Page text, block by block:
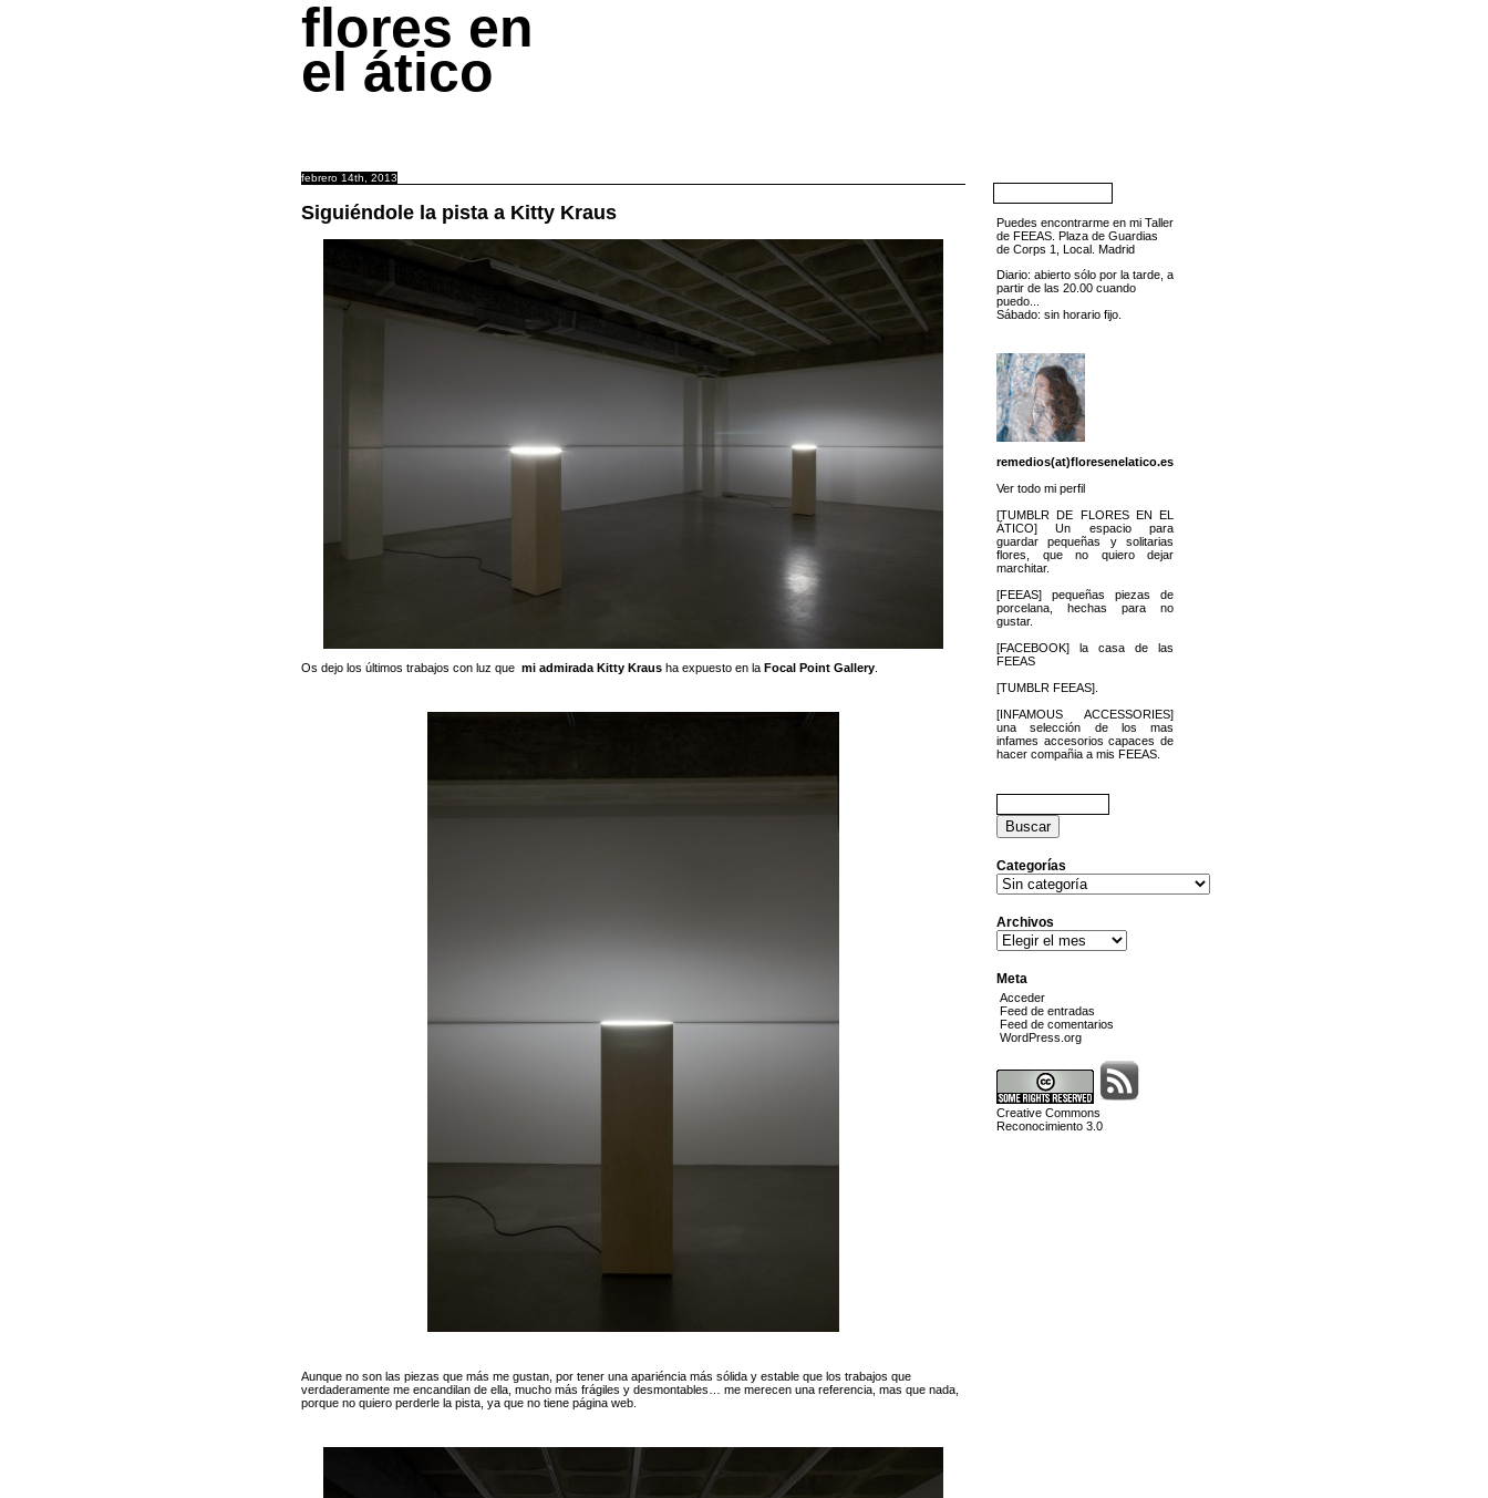
flores en
el ático
febrero 14th, 2013
Siguiéndole la pista a Kitty Kraus
Os dejo los últimos trabajos con luz que mi admirada Kitty Kraus ha expuesto en la Focal Point Gallery
Aunque no son las piezas que más me gustan, por tener una apariéncia más sólida y estable que los trabajos que
verdaderamente me encandilan de ella, mucho más frágiles y desmontables… me merecen una referencia, mas que nada,
porque no quiero perderle la pista, ya que no tiene página web.
Puedes encontrarme en mi Taller
de FEEAS. Plaza de Guardias
de Corps 1, Local. Madrid
Diario: abierto sólo por la tarde, a
partir de las 20.00 cuando
puedo...
Sábado: sin horario fijo.
remedios(at)floresenelatico.es
Ver todo mi perfil
[TUMBLR DE FLORES EN EL
ÁTICO] Un espacio para
guardar pequeñas y solitarias
flores, que no quiero dejar
marchitar.
[FEEAS] pequeñas piezas de
porcelana, hechas para no
gustar.
[FACEBOOK] la casa de las
FEEAS
[TUMBLR FEEAS].
[INFAMOUS ACCESSORIES]
una selección de los mas
infames accesorios capaces de
hacer compañia a mis FEEAS.
Buscar:
Categorías
Categorías
Archivos
Archivos
Meta
Acceder
Feed de entradas
Feed de comentarios
WordPress.org
Creative Commons
Reconocimiento 3.0